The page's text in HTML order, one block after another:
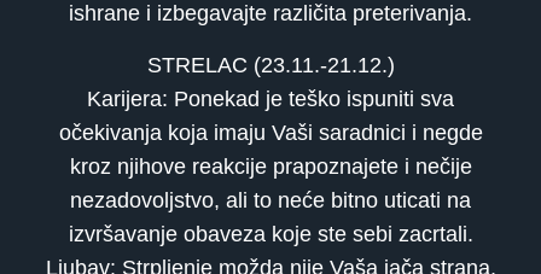
ishrane i izbegavajte različita preterivanja.
STRELAC (23.11.-21.12.)
Karijera: Ponekad je teško ispuniti sva
očekivanja koja imaju Vaši saradnici i negde
kroz njihove reakcije prapoznajete i nečije
nezadovoljstvo, ali to neće bitno uticati na
izvršavanje obaveza koje ste sebi zacrtali.
Ljubav: Strpljenje možda nije Vaša jača strana,